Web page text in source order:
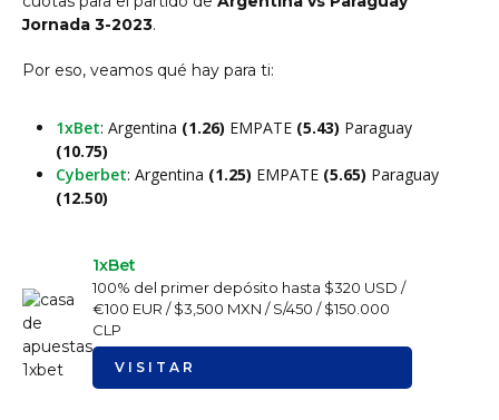
Jornada 3-2023.
Por eso, veamos qué hay para ti:
1xBet: Argentina (1.26) EMPATE (5.43) Paraguay
(10.75)
Cyberbet: Argentina (1.25) EMPATE (5.65) Paraguay
(12.50)
1xBet
100% del primer depósito hasta $320 USD /
€100 EUR / $3,500 MXN / S/450 / $150.000
CLP
VISITAR